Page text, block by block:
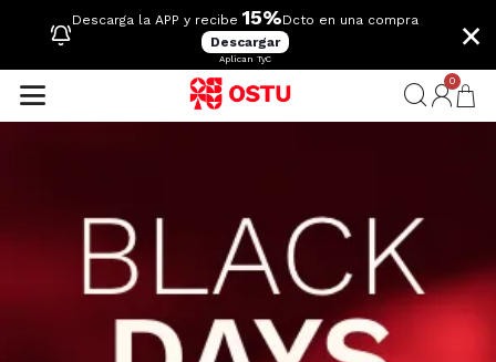
Descarga la APP y recibe 15%Dcto en una compra
Descargar
Aplican TyC
×
0